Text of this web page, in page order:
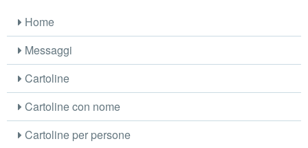
Home
Messaggi
Cartoline
Cartoline con nome
Cartoline per persone